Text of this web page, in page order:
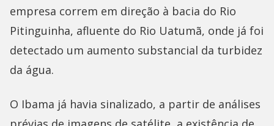
empresa correm em direção à bacia do Rio
Pitinguinha, afluente do Rio Uatumã, onde já foi
detectado um aumento substancial da turbidez
da água.
O Ibama já havia sinalizado, a partir de análises